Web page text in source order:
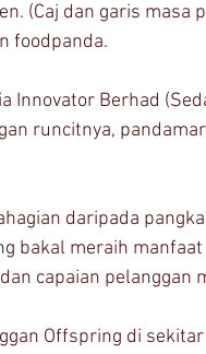
(Caj dan garis
foodpanda.
Innovator Berhad
runcitnya,
daripada
bakal meraih
capaian pelanggan
Offspring di